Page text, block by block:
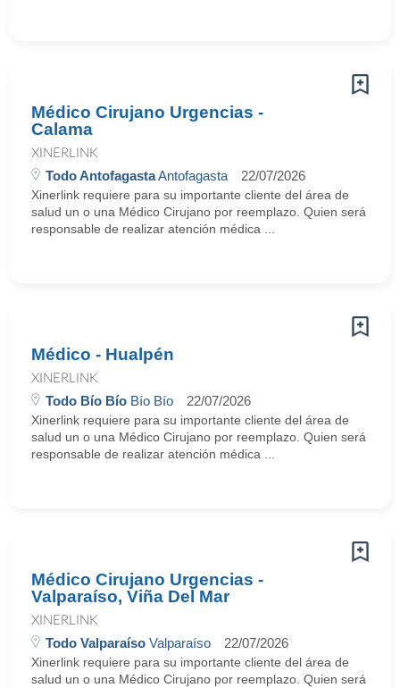
Médico Cirujano Urgencias -
Calama
XINERLINK
Todo AntofagastaAntofagasta 22/07/2026
Xinerlink requiere para su importante cliente del área de
salud un o una Médico Cirujano por reemplazo. Quien será
responsable de realizar atención médica ...
Médico - Hualpén
XINERLINK
Todo Bío Bío Bío Bío 22/07/2026
Xinerlink requiere para su importante cliente del área de
salud un o una Médico Cirujano por reemplazo. Quien será
responsable de realizar atención médica ...
Médico Cirujano Urgencias -
Valparaíso, Viña Del Mar
XINERLINK
Todo Valparaíso Valparaíso 22/07/2026
Xinerlink requiere para su importante cliente del área de
salud un o una Médico Cirujano por reemplazo. Quien será